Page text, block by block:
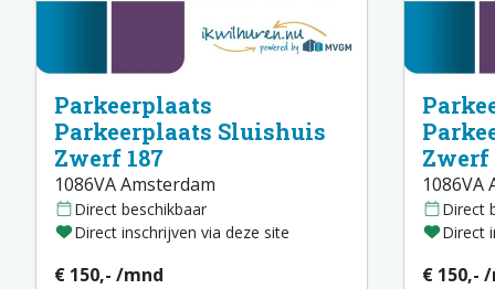
Parkeerplaats
Parkeerplaats Sluishuis
Zwerf 187
1086VA Amsterdam
Direct beschikbaar
Direct inschrijven via deze site
€ 150,- /mnd
Zwerf
1086VA
Direct
Direct
€ 150,-